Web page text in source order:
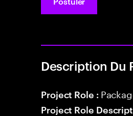
Description Du
Project Role :
Project Role